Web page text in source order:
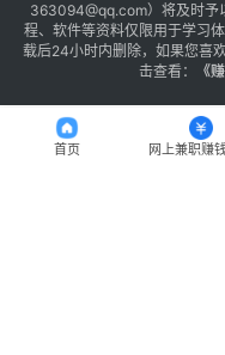
363094@qq.com）将及时予
程、软件等资料仅限用于学习
载后24小时内删除，如果您喜
击查看：
《
首页 网上兼职赚